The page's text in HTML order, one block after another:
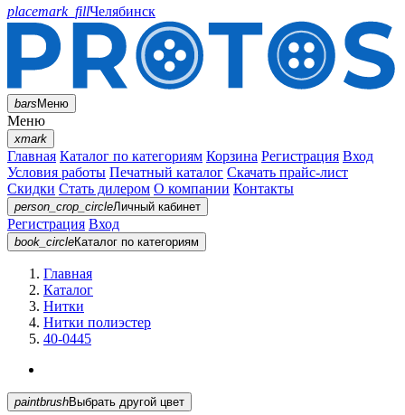
placemark_fillЧелябинск
barsМеню
Меню
xmark
Главная Каталог по категориям Корзина Регистрация Вход
Условия работы Печатный каталог Скачать прайс-лист
Скидки Стать дилером О компании Контакты
person_crop_circleЛичный кабинет
Регистрация Вход
book_circleКаталог по категориям
Главная
Каталог
Нитки
Нитки полиэстер
40-0445
paintbrush Выбрать другой цвет